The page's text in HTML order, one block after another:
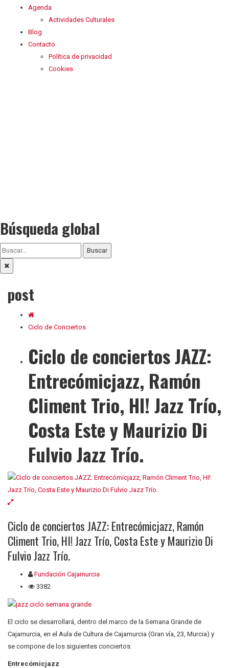
Agenda
Actividades Culturales
Blog
Contacto
Política de privacidad
Cookies
Búsqueda global
Buscar
post
Ciclo de Conciertos
Ciclo de conciertos JAZZ:
Entrecómicjazz, Ramón
Climent Trio, HI! Jazz Trío,
Costa Este y Maurizio Di
Fulvio Jazz Trío.
Ciclo de conciertos JAZZ: Entrecómicjazz, Ramón
Climent Trio, HI! Jazz Trío, Costa Este y Maurizio Di
Fulvio Jazz Trío.
Fundación Cajamurcia
3382
El ciclo se desarrollará, dentro del marco de la Semana Grande de
Cajamurcia, en el Aula de Cultura de Cajamurcia (Gran vía, 23, Murcia) y
se compone de los siguientes conciertos:
Entrecómicjazz